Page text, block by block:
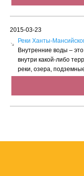
2015-03-23
Реки Ханты-
Внутренние воды –
внутри какой-либо
реки, озера,